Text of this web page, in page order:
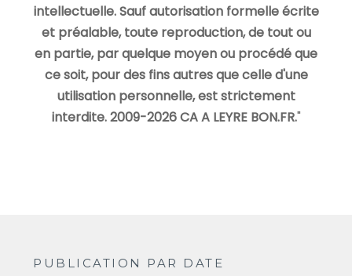
intellectuelle. Sauf autorisation formelle écrite
et préalable, toute reproduction, de tout ou
en partie, par quelque moyen ou procédé que
ce soit, pour des fins autres que celle d'une
utilisation personnelle, est strictement
interdite. 2009-2026 CA A LEYRE BON.FR."
PUBLICATION PAR DATE